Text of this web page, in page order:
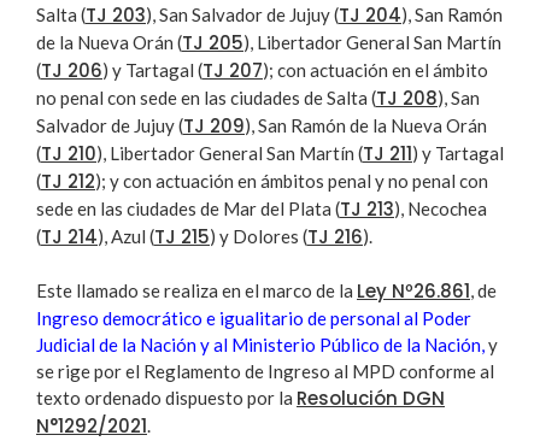
Salta (TJ 203), San Salvador de Jujuy (TJ 204), San Ramón
de la Nueva Orán (TJ 205), Libertador General San Martín
(TJ 206) y Tartagal (TJ 207); con actuación en el ámbito
no penal con sede en las ciudades de Salta (TJ 208), San
Salvador de Jujuy (TJ 209), San Ramón de la Nueva Orán
(TJ 210), Libertador General San Martín (TJ 211) y Tartagal
(TJ 212); y con actuación en ámbitos penal y no penal con
sede en las ciudades de Mar del Plata (TJ 213), Necochea
(TJ 214), Azul (TJ 215) y Dolores (TJ 216).
Este llamado se realiza en el marco de la Ley Nº26.861, de
Ingreso democrático e igualitario de personal al Poder
Judicial de la Nación y al Ministerio Público de la Nación,y
se rige por el Reglamento de Ingreso al MPD conforme al
texto ordenado dispuesto por la Resolución DGN
N°1292/2021.